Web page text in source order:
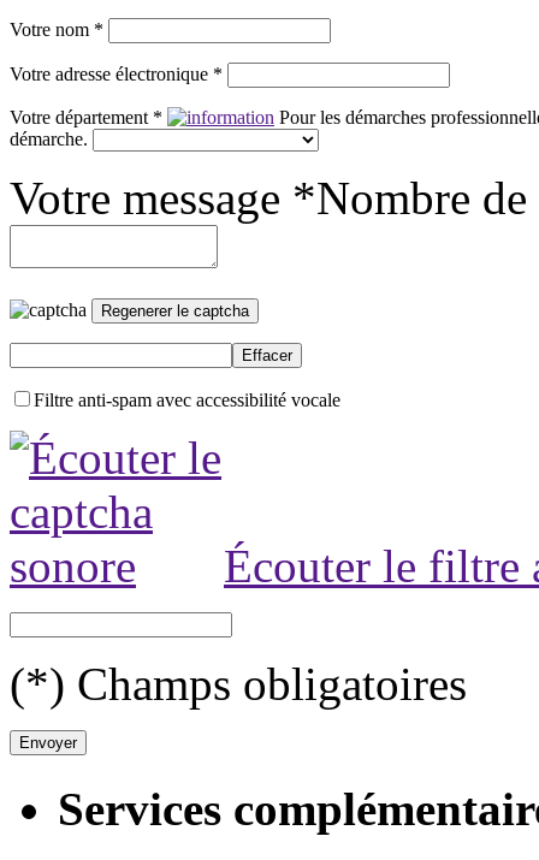
Votre nom *
Votre adresse électronique *
Votre département *
Pour les démarches
démarche.
Votre message *Nombre
Filtre anti-spam avec accessibilité vocale
Écouter le filtre
(*) Champs obligatoires
Services